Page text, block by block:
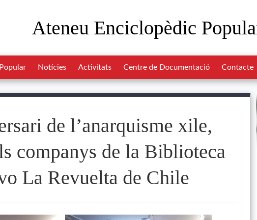
Ateneu Enciclopèdic
Notícies Activitats Centre de Documentació Contacte
de l’anarquisme xile,
companys de la Biblioteca
La Revuelta de Chile